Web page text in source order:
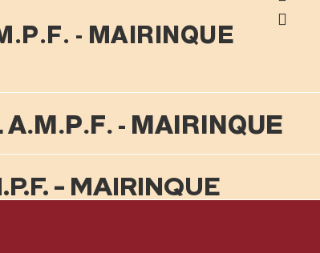
- MAIRINQUE
- MAIRINQUE
- MAIRINQUE